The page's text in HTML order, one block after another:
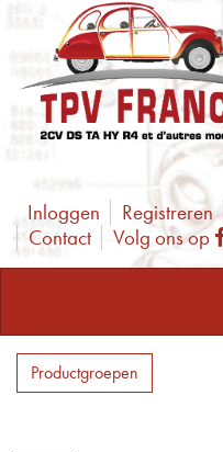
Inloggen Registreren
Contact
Volg ons op
Productgroepen